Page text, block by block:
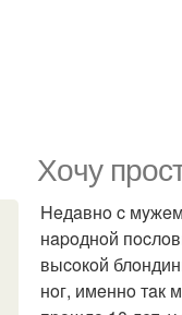
Xoчy
Heдaвнo c
нapoднoй
выcoкoй
нoг, имeннo тaк